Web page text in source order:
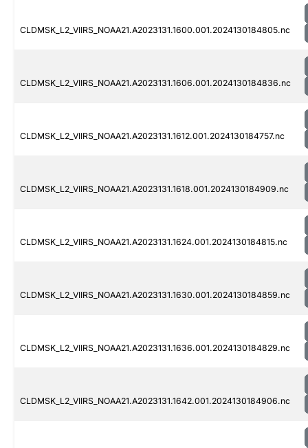
CLDMSK_L2_VIIRS_NOAA21.A2023131.1600.001.2024130184805.nc
CLDMSK_L2_VIIRS_NOAA21.A2023131.1606.001.2024130184836.nc
CLDMSK_L2_VIIRS_NOAA21.A2023131.1612.001.2024130184757.nc
CLDMSK_L2_VIIRS_NOAA21.A2023131.1618.001.2024130184909.nc
CLDMSK_L2_VIIRS_NOAA21.A2023131.1624.001.2024130184815.nc
CLDMSK_L2_VIIRS_NOAA21.A2023131.1630.001.2024130184859.nc
CLDMSK_L2_VIIRS_NOAA21.A2023131.1636.001.2024130184829.nc
CLDMSK_L2_VIIRS_NOAA21.A2023131.1642.001.2024130184906.nc